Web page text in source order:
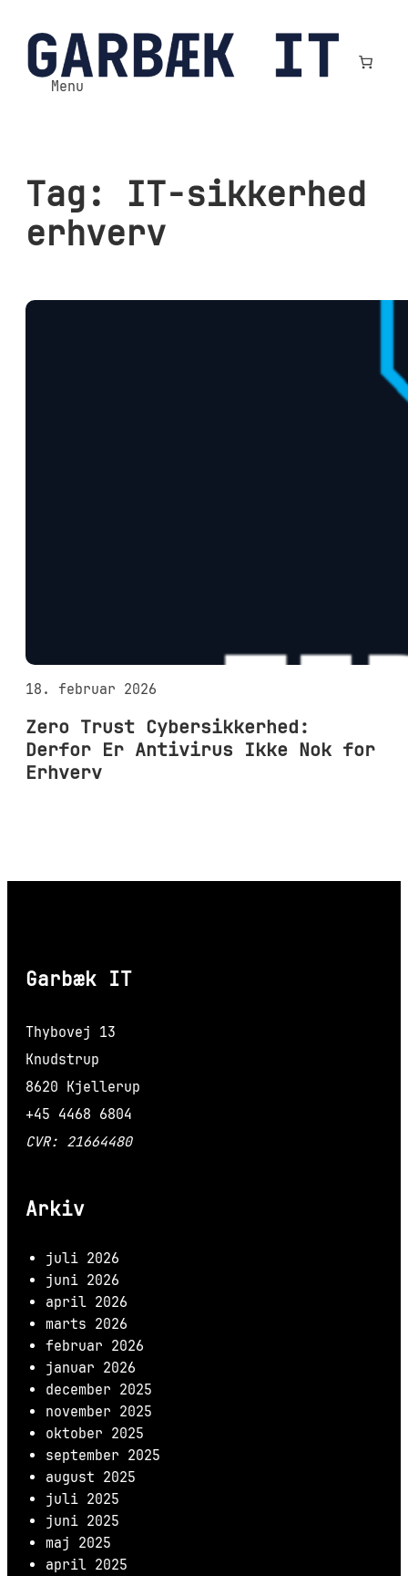
til
indhold
Menu
Tag: IT-sikkerhed
erhverv
18. februar 2026
Zero Trust Cybersikkerhed:
Derfor Er Antivirus Ikke Nok for
Erhverv
Garbæk IT
Thybovej 13
Knudstrup
8620 Kjellerup
+45 4468 6804
CVR: 21664480
Arkiv
juli 2026
juni 2026
april 2026
marts 2026
februar 2026
januar 2026
december 2025
november 2025
oktober 2025
september 2025
august 2025
juli 2025
juni 2025
maj 2025
april 2025